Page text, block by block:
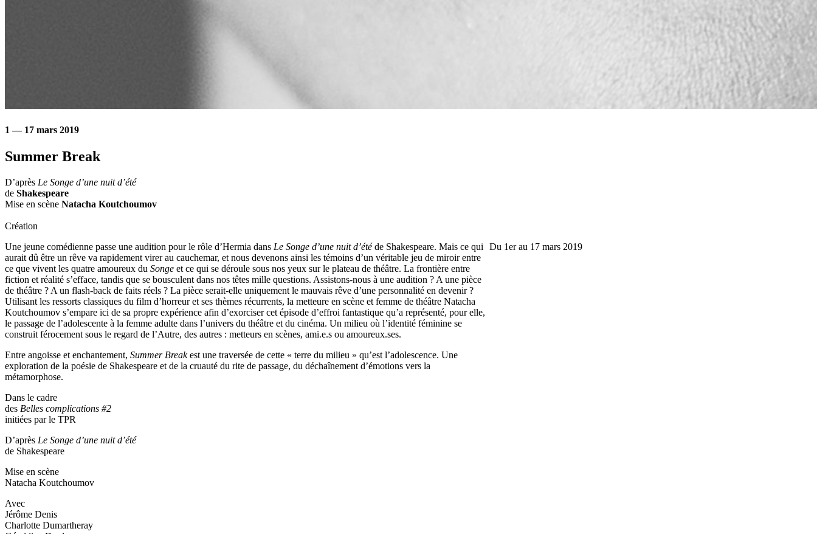
1 — 17 mars 2019
Summer Break
D’après Le Songe d’une nuit d’été
de Shakespeare
Mise en scène Natacha Koutchoumov
Création
Une jeune comédienne passe une audition pour le rôle d’Hermia dans Le Songe d’une nuit d’étéde Shakespeare. Mais ce qui
aurait dû être un rêve va rapidement virer au cauchemar, et nous devenons ainsi les témoins d’un véritable jeu de miroir entre
ce que vivent les quatre amoureux du Songe et ce qui se déroule sous nos yeux sur le plateau de théâtre. La frontière entre
fiction et réalité s’efface, tandis que se bousculent dans nos têtes mille questions. Assistons-nous à une audition ? A une pièce
de théâtre ? A un flash-back de faits réels ? La pièce serait-elle uniquement le mauvais rêve d’une personnalité en devenir ?
Utilisant les ressorts classiques du film d’horreur et ses thèmes récurrents, la metteure en scène et femme de théâtre Natacha
Koutchoumov s’empare ici de sa propre expérience afin d’exorciser cet épisode d’effroi fantastique qu’a représenté, pour elle,
le passage de l’adolescente à la femme adulte dans l’univers du théâtre et du cinéma. Un milieu où l’identité féminine se
construit férocement sous le regard de l’Autre, des autres : metteurs en scènes, ami.e.s ou amoureux.ses.
Entre angoisse et enchantement, Summer Breakest une traversée de cette « terre du milieu » qu’est l’adolescence. Une
exploration de la poésie de Shakespeare et de la cruauté du rite de passage, du déchaînement d’émotions vers la
métamorphose.
Dans le cadre
des Belles complications #2
initiées par le TPR
D’après Le Songe d’une nuit d’été
de Shakespeare
Mise en scène
Natacha Koutchoumov
Avec
Jérôme Denis
Charlotte Dumartheray
Du 1er au 17 mars 2019